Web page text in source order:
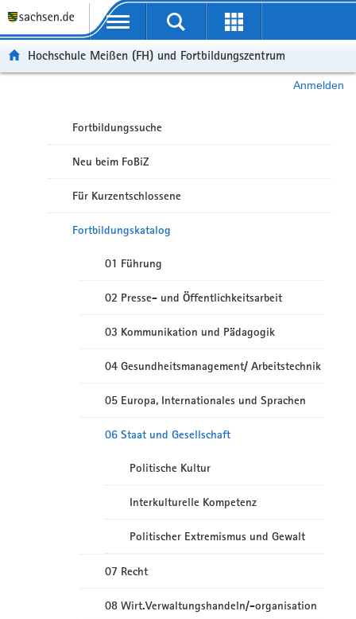
Portalübergreifende Navigation
Hochschule Meißen (FH) und Fortbildungszentrum
Anmelden
Fortbildungssuche
Neu beim FoBiZ
Für Kurzentschlossene
Fortbildungskatalog
01 Führung
02 Presse- und Öffentlichkeitsarbeit
03 Kommunikation und Pädagogik
04 Gesundheitsmanagement/ Arbeitstechnik
05 Europa, Internationales und Sprachen
06 Staat und Gesellschaft
Politische Kultur
Interkulturelle Kompetenz
Politischer Extremismus und Gewalt
07 Recht
08 Wirt.Verwaltungshandeln/-organisation